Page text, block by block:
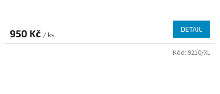
950 Kč / ks
DETAIL
Kód: 9210/XL